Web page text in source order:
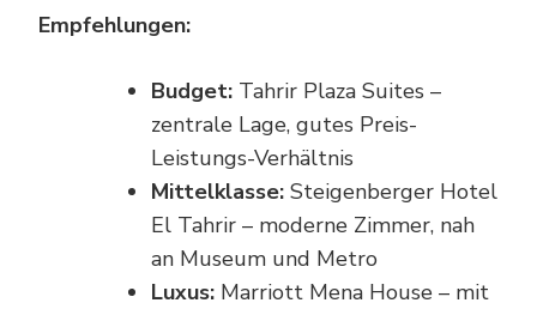
Empfehlungen:
Budget: Tahrir Plaza Suites –
zentrale Lage, gutes Preis-
Leistungs-Verhältnis
Mittelklasse: Steigenberger Hotel
El Tahrir – moderne Zimmer, nah
an Museum und Metro
Luxus: Marriott Mena House – mit